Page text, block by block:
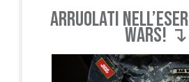
Arruolati
WARS! ↴